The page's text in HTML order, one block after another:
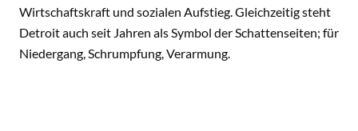
Wirtschaftskraft und sozialen Aufstieg. Gleichzeitig steht
Detroit auch seit Jahren als Symbol der Schattenseiten; für
Niedergang, Schrumpfung, Verarmung.